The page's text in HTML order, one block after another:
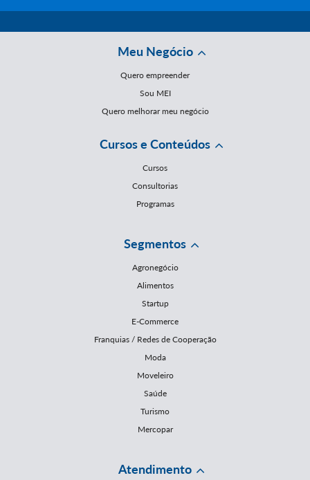
Meu Negócio
Quero empreender
Sou MEI
Quero melhorar meu negócio
Cursos e Conteúdos
Cursos
Consultorias
Programas
Segmentos
Agronegócio
Alimentos
Startup
E-Commerce
Franquias / Redes de Cooperação
Moda
Moveleiro
Saúde
Turismo
Mercopar
Atendimento